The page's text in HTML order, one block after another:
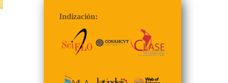
Indización: